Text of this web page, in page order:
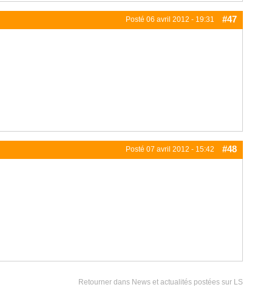
Posté 06 avril 2012 - 19:31 #47
Posté 07 avril 2012 - 15:42 #48
Retourner dans News et actualités postées sur LS